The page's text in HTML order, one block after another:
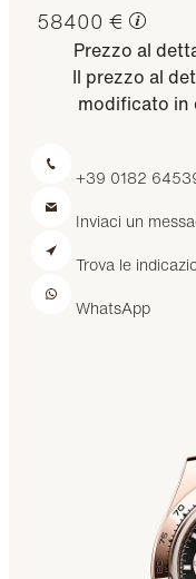
58400 €
Prezzo al
Il prezzo al
modificato in
+39 0182
Inviaci un
Trova le
WhatsApp